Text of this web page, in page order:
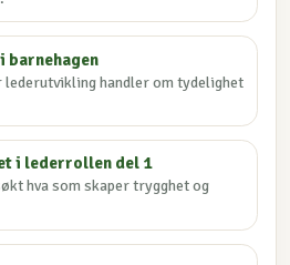
barnehagen
handler om tydelighet
i lederrollen del 1
hva som skaper trygghet og